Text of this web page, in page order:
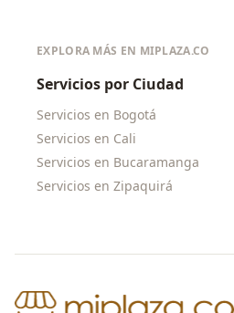
EXPLORA MÁS EN MIPLAZA.CO
Servicios por Ciudad
Servicios en Bogotá
Servicios en Cali
Servicios en Bucaramanga
Servicios en Zipaquirá